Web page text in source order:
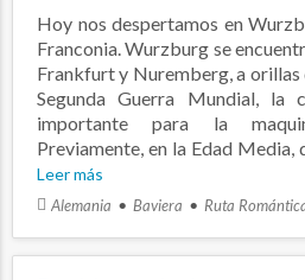
Hoy nos despertamos en
Franconia. Wurzburg se
Frankfurt y Nuremberg, a
Segunda Guerra Mundial, la
importante para la
Previamente, en la Edad Media,
Leer más
Alemania Baviera Ruta